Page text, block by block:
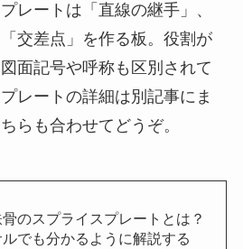
レートは「直線の継手」、
交差点」を作る板。役割が
面記号や呼称も区別されて
レートの詳細は別記事にま
らも合わせてどうぞ。
のスプライスプレートとは？
でも分かるように解説する